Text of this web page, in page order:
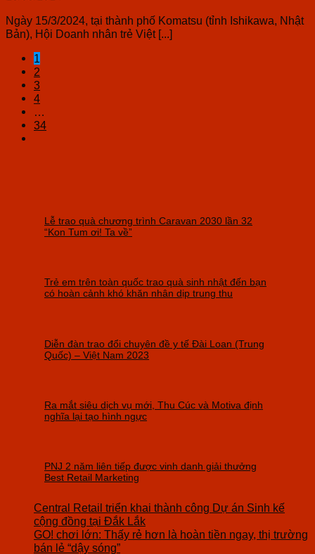
Ngày 15/3/2024, tại thành phố Komatsu (tỉnh Ishikawa, Nhật
Bản), Hội Doanh nhân trẻ Việt [...]
1
2
3
4
…
34
Lễ trao quà chương trình Caravan 2030 lần 32
“Kon Tum ơi! Ta về”
Trẻ em trên toàn quốc trao quà sinh nhật đến bạn
có hoàn cảnh khó khăn nhân dịp trung thu
Diễn đàn trao đổi chuyên đề y tế Đài Loan (Trung
Quốc) – Việt Nam 2023
Ra mắt siêu dịch vụ mới, Thu Cúc và Motiva định
nghĩa lại tạo hình ngực
PNJ 2 năm liên tiếp được vinh danh giải thưởng
Best Retail Marketing
Central Retail triển khai thành công Dự án Sinh kế
cộng đồng tại Đắk Lắk
GO! chơi lớn: Thấy rẻ hơn là hoàn tiền ngay, thị trường
bán lẻ “dậy sóng”